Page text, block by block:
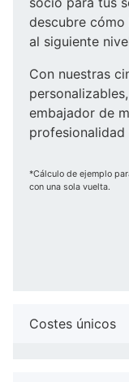
descubre cómo
al siguiente
Con nuestras
embajador de
*Cálculo de ejemplo
con una sola vuelta.
Costes únicos